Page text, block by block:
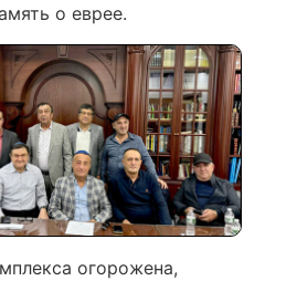
о еврее.
огорожена,